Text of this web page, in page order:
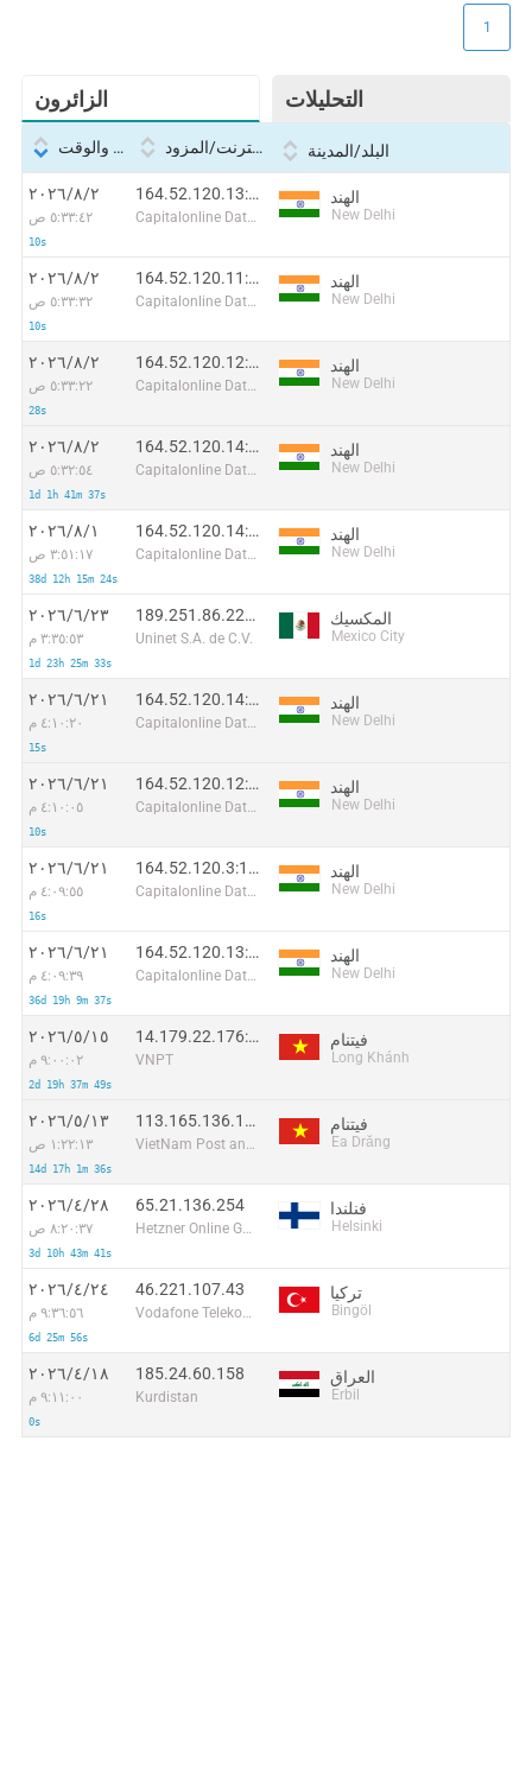
الزائرون التحليلات
1
التاريخ والوقت بروتوكول الإنترنت/المزود البلد/المدينة
٢‏/٨‏/٢٠٢٦
٥:٣٣:٤٢ ص
10s
164.52.120.13:63028
Capitalonline Data Service (HK) Co
الهند
New Delhi
٢‏/٨‏/٢٠٢٦
٥:٣٣:٣٢ ص
10s
164.52.120.11:34566
Capitalonline Data Service (HK) Co
الهند
New Delhi
٢‏/٨‏/٢٠٢٦
٥:٣٣:٢٢ ص
28s
164.52.120.12:37806
Capitalonline Data Service (HK) Co
الهند
New Delhi
٢‏/٨‏/٢٠٢٦
٥:٣٢:٥٤ ص
1d 1h 41m 37s
164.52.120.14:12725
Capitalonline Data Service (HK) Co
الهند
New Delhi
١‏/٨‏/٢٠٢٦
٣:٥١:١٧ ص
38d 12h 15m 24s
164.52.120.14:55948
Capitalonline Data Service (HK) Co
الهند
New Delhi
٢٣‏/٦‏/٢٠٢٦
٣:٣٥:٥٣ م
1d 23h 25m 33s
189.251.86.226:50040
Uninet S.A. de C.V.
المكسيك
Mexico City
٢١‏/٦‏/٢٠٢٦
٤:١٠:٢٠ م
15s
164.52.120.14:40313
Capitalonline Data Service (HK) Co
الهند
New Delhi
٢١‏/٦‏/٢٠٢٦
٤:١٠:٠٥ م
10s
164.52.120.12:49979
Capitalonline Data Service (HK) Co
الهند
New Delhi
٢١‏/٦‏/٢٠٢٦
٤:٠٩:٥٥ م
16s
164.52.120.3:19055
Capitalonline Data Service (HK) Co
الهند
New Delhi
٢١‏/٦‏/٢٠٢٦
٤:٠٩:٣٩ م
36d 19h 9m 37s
164.52.120.13:53922
Capitalonline Data Service (HK) Co
الهند
New Delhi
١٥‏/٥‏/٢٠٢٦
٩:٠٠:٠٢ م
2d 19h 37m 49s
14.179.22.176:38936
VNPT
فيتنام
Long Khánh
١٣‏/٥‏/٢٠٢٦
١:٢٢:١٣ ص
14d 17h 1m 36s
113.165.136.120:37174
VietNam Post and Telecom Corporation
فيتنام
Ea Drăng
٢٨‏/٤‏/٢٠٢٦
٨:٢٠:٣٧ ص
3d 10h 43m 41s
65.21.136.254
Hetzner Online GmbH
فنلندا
Helsinki
٢٤‏/٤‏/٢٠٢٦
٩:٣٦:٥٦ م
6d 25m 56s
46.221.107.43
Vodafone Telekomunikasyon A.S.
تركيا
Bingöl
١٨‏/٤‏/٢٠٢٦
٩:١١:٠٠ م
0s
185.24.60.158
Kurdistan
العراق
Erbil